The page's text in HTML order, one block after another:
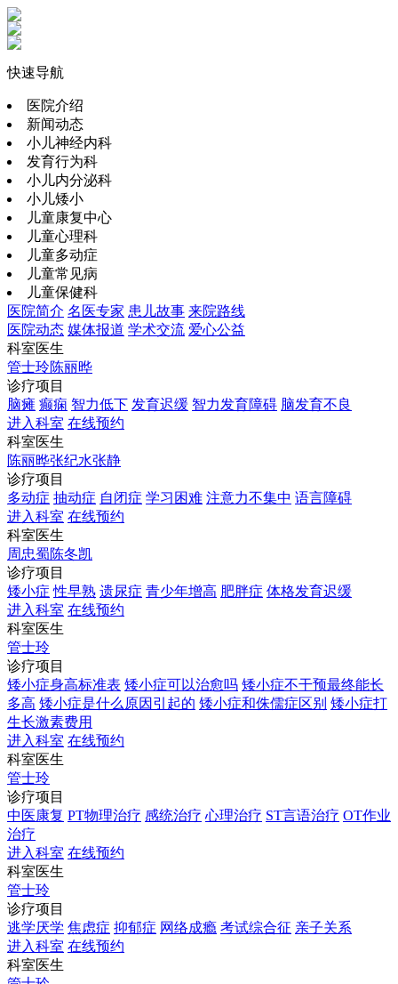
快速导航
医院介绍
新闻动态
小儿神经内科
发育行为科
小儿内分泌科
小儿矮小
儿童康复中心
儿童心理科
儿童多动症
儿童常见病
儿童保健科
医院简介 名医专家 患儿故事 来院路线
医院动态 媒体报道 学术交流 爱心公益
科室医生
管士玲陈丽晔
诊疗项目
脑瘫 癫痫 智力低下 发育迟缓 智力发育障碍 脑发育不良
进入科室 在线预约
科室医生
陈丽晔张纪水张静
诊疗项目
多动症 抽动症 自闭症 学习困难 注意力不集中 语言障碍
进入科室 在线预约
科室医生
周忠蜀陈冬凯
诊疗项目
矮小症 性早熟 遗尿症 青少年增高 肥胖症 体格发育迟缓
进入科室 在线预约
科室医生
管士玲
诊疗项目
矮小症身高标准表 矮小症可以治愈吗 矮小症不干预最终能长
多高 矮小症是什么原因引起的 矮小症和侏儒症区别 矮小症打
生长激素费用
进入科室 在线预约
科室医生
管士玲
诊疗项目
中医康复 PT物理治疗 感统治疗 心理治疗 ST言语治疗 OT作业
治疗
进入科室 在线预约
科室医生
管士玲
诊疗项目
逃学厌学 焦虑症 抑郁症 网络成瘾 考试综合征 亲子关系
进入科室 在线预约
科室医生